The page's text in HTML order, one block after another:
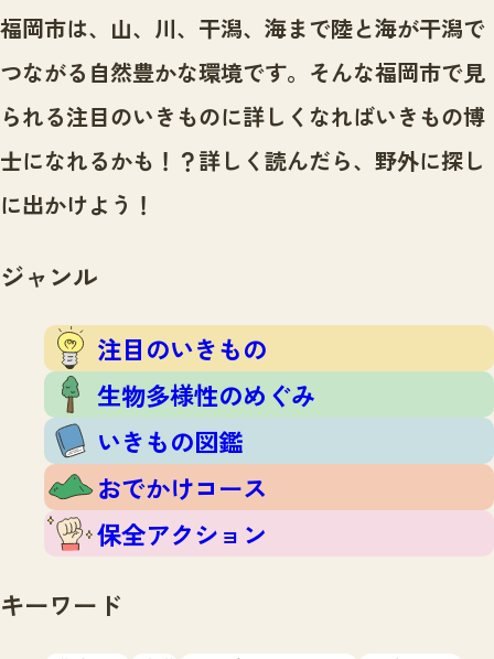
センター紹介TOP
サイトポリシー
プライバシーポリシー
ニュースTOP
市の取組み
いきものガイド
いきものガイドTOP
注目のいきもの
生物多様性のめぐみ
保全アクション
イベント
いきもの調査隊
調査レポート
調査結果
ふくおかいきものマップ
マッチング
マッチングTOP
掲載申し込みフォーム
お問合せ
福岡市は、山、川、干潟、海まで陸と海が干潟で
つながる自然豊かな環境です。 そんな福岡市で見
られる注目のいきものに詳しくなればいきもの博
士になれるかも！？詳しく読んだら、野外に探し
に出かけよう！
ジャンル
注目のいきもの
生物多様性のめぐみ
いきもの図鑑
おでかけコース
保全アクション
キーワード